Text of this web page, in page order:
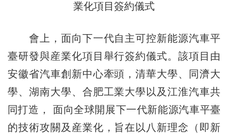
業化項目簽約儀式
會上，面向下一代自主可控新能源汽車平
臺研發與産業化項目舉行簽約儀式。該項目由
安徽省汽車創新中心牽頭，清華大學、同濟大
學、湖南大學、合肥工業大學以及江淮汽車共
同打造， 面向全球開展下一代新能源汽車平臺
的技術攻關及産業化，旨在以八新理念（即新